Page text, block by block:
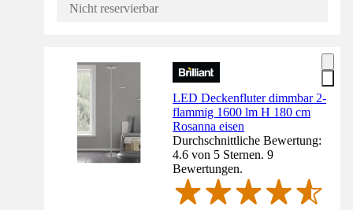
Nicht reservierbar
LED Deckenfluter dimmbar 2-
flammig 1600 lm H 180 cm
Rosanna eisen
Durchschnittliche Bewertung:
4.6 von 5 Sternen. 9
Bewertungen.